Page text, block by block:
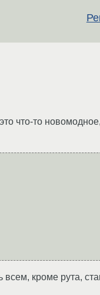
что-то
всем, кроме рута,